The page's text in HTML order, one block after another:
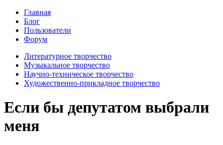
Главная
Блог
Пользователи
Форум
Литературное творчество
Музыкальное творчество
Научно-техническое творчество
Художественно-прикладное творчество
Если бы депутатом выбрали
меня